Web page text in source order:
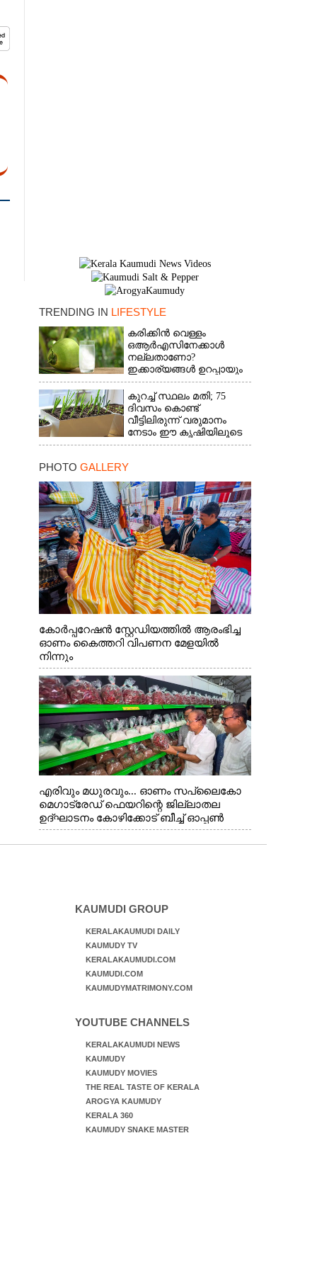
TRENDING IN LIFESTYLE
കരിക്കിൻ വെള്ളം
ഒആർഎസിനേക്കാൾ
നല്ലതാണോ?
ഇക്കാര്യങ്ങൾ ഉറപ്പായും
അറിഞ്ഞിരിക്കണം
കുറച്ച് സ്ഥലം മതി; 75
ദിവസം കൊണ്ട്
വീട്ടിലിരുന്ന് വരുമാനം
നേടാം ഈ കൃഷിയിലൂടെ
PHOTO GALLERY
കോർപ്പറേഷൻ സ്റ്റേഡിയത്തിൽ ആരംഭിച്ച
ഓണം കൈത്തറി വിപണന മേളയിൽ
നിന്നും
എരിവും മധുരവും... ഓണം സപ്ലൈകോ
മെഗാട്രേഡ് ഫെയറിന്റെ ജില്ലാതല
ഉദ്ഘാടനം കോഴിക്കോട് ബീച്ച് ഓപ്പണ്‍
സ്റ്റേജിന് മുന്‍വശത്ത് നിര്‍വഹിച്ച ശേഷം
മന്ത്രി പി.കെ.കുഞ്ഞാലിക്കുട്ടി സ്റ്റാളുകള്‍
KAUMUDI GROUP
KERALAKAUMUDI DAILY
KAUMUDY TV
KERALAKAUMUDI.COM
KAUMUDI.COM
KAUMUDYMATRIMONY.COM
YOUTUBE CHANNELS
KERALAKAUMUDI NEWS
KAUMUDY
KAUMUDY MOVIES
THE REAL TASTE OF KERALA
AROGYA KAUMUDY
KERALA 360
KAUMUDY SNAKE MASTER